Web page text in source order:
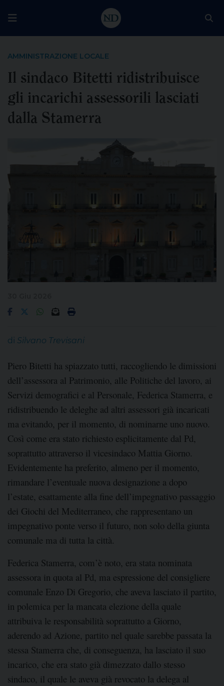
AMMINISTRAZIONE LOCALE
Il sindaco Bitetti ridistribuisce
gli incarichi assessorili lasciati
dalla Stamerra
di Silvano Trevisani
Piero Bitetti ha spiazzato tutti, raccogliendo le dimissioni
dell’assessora al Patrimonio, alle Politiche del lavoro, ai
Servizi demografici e al Personale, Federica Stamerra, e
ridistribuendo le deleghe ad altri assessori già incaricati
ma evitando, per il momento, di nominarne uno nuovo.
Così come era stato richiesto esplicitamente dal Pd,
soprattutto attraverso il vicesindaco Mattia Giorno.
Evidentemente ha preferito, almeno per il momento,
rimandare l’eventuale nuova designazione a dopo
l’estate, esattamente alla fine dell’impegnativo passaggio
dei Giochi del Mediterraneo, che rappresentano un
impegnativo ponte verso il futuro, non solo della giunta
comunale ma di tutta la città.
Federica Stamerra, com’è noto, era stata nominata
assessora in quota al Pd, ma espressione del consigliere
comunale Enzo Di Gregorio, che aveva lasciato il partito,
in polemica per la mancata elezione della quale
attribuiva le responsabilità soprattutto a Giorno,
aderendo ad Azione, partito nel quale sarebbe passata la
stessa Stamerra che, di conseguenza, ha lasciato il suo
incarico, che era stato già dimezzato dallo stesso
sindaco, il quale le aveva già revocato la delega al